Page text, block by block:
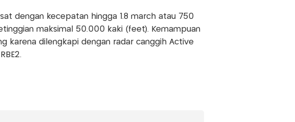
dengan kecepatan hingga 1.8 march atau 750
maksimal 50.000 kaki (feet). Kemampuan
karena dilengkapi dengan radar canggih Active